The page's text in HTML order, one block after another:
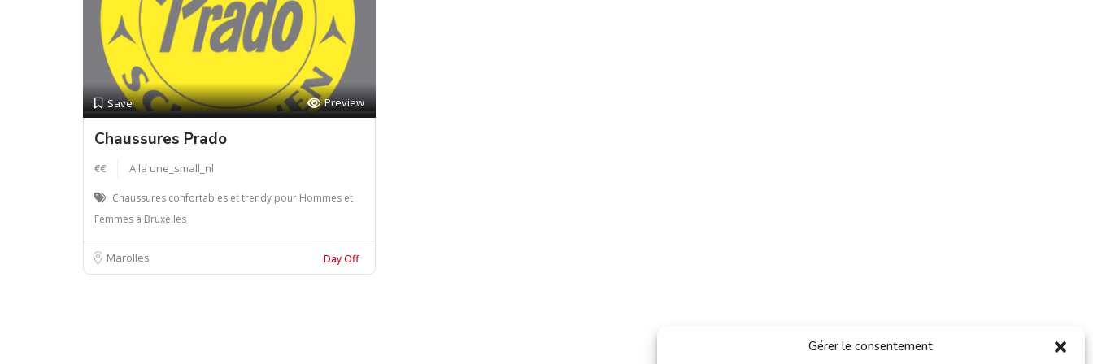
Gérer le consentement
Save Preview
Chaussures Prado
€€ A la une_small_nl
Chaussures confortables et trendy pour Hommes et
Femmes à Bruxelles
Marolles Day Off